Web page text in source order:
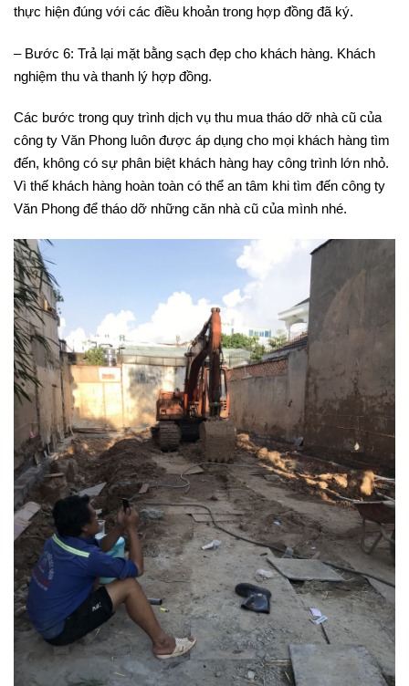
thực hiện đúng với các điều khoản trong hợp đồng đã ký.
– Bước 6: Trả lại mặt bằng sạch đẹp cho khách hàng. Khách
nghiệm thu và thanh lý hợp đồng.
Các bước trong quy trình dịch vụ thu mua tháo dỡ nhà cũ của
công ty Văn Phong luôn được áp dụng cho mọi khách hàng tìm
đến, không có sự phân biệt khách hàng hay công trình lớn nhỏ.
Vì thế khách hàng hoàn toàn có thể an tâm khi tìm đến công ty
Văn Phong để tháo dỡ những căn nhà cũ của mình nhé.